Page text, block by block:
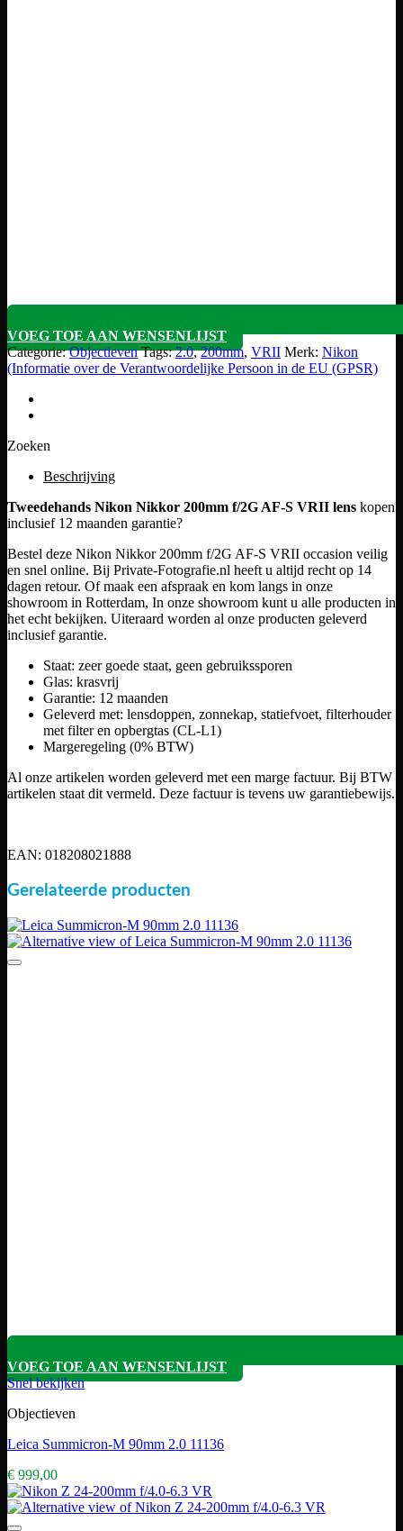
VOEG TOE AAN WENSENLIJST
Categorie:Objectieven Tags:2.0,200mm, VRII Merk: Nikon
(Informatie over de Verantwoordelijke Persoon in de EU (GPSR)
Zoeken
Beschrijving
Tweedehands Nikon Nikkor 200mm f/2G AF-S VRII lens kopen
inclusief 12 maanden garantie?
Bestel deze Nikon Nikkor 200mm f/2G AF-S VRII occasion veilig
en snel online. Bij Private-Fotografie.nl heeft u altijd recht op 14
dagen retour. Of maak een afspraak en kom langs in onze
showroom in Rotterdam, In onze showroom kunt u alle producten in
het echt bekijken. Uiteraard worden al onze producten geleverd
inclusief garantie.
Staat: zeer goede staat, geen gebruikssporen
Glas: krasvrij
Garantie: 12 maanden
Geleverd met: lensdoppen, zonnekap, statiefvoet, filterhouder
met filter en opbergtas (CL-L1)
Margeregeling (0% BTW)
Al onze artikelen worden geleverd met een marge factuur. Bij BTW
artikelen staat dit vermeld. Deze factuur is tevens uw garantiebewijs.
EAN: 018208021888
Gerelateerde producten
VOEG TOE AAN WENSENLIJST
Snel bekijken
Objectieven
Leica Summicron-M 90mm 2.0 11136
€ 999,00